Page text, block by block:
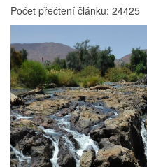
Počet přečtení článku: 24425